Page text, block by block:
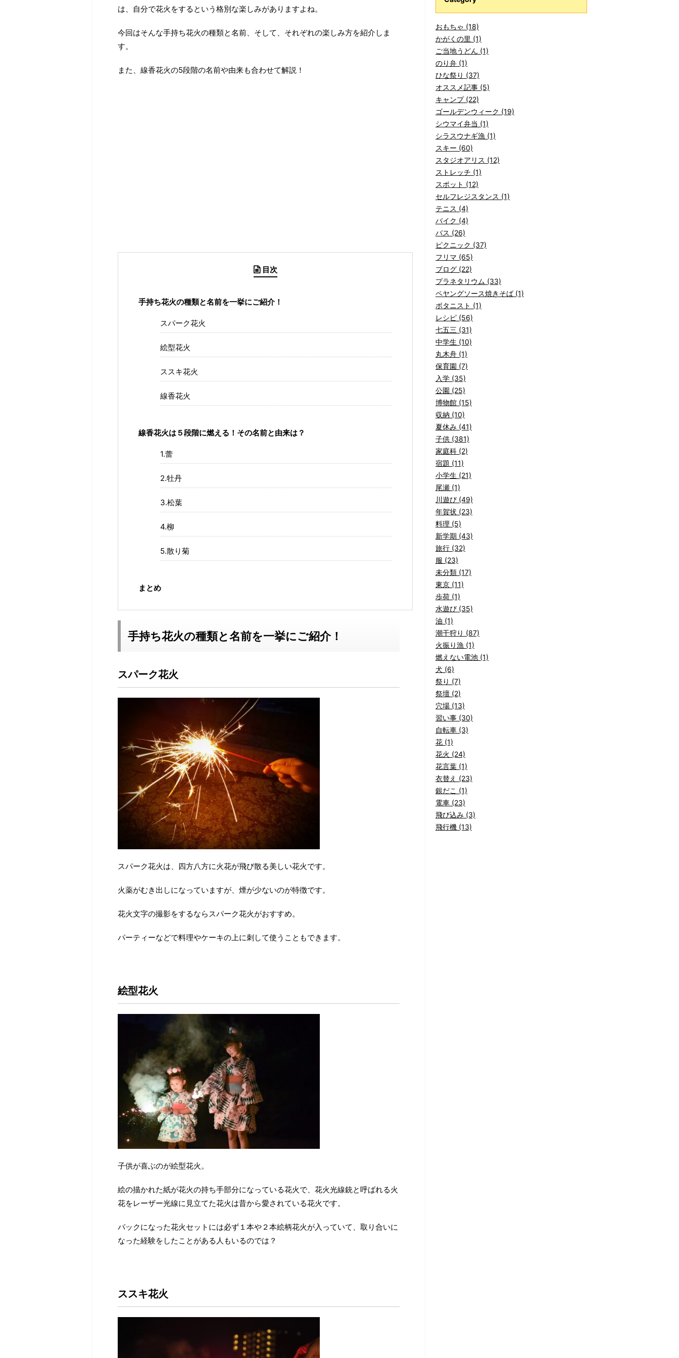
は、自分で花火をするという格別な楽しみがありますよね。
今回はそんな手持ち花火の種類と名前、そして、それぞれの楽しみ方を紹介しま
す。
また、線香花火の5段階の名前や由来も合わせて解説！
目次
手持ち花火の種類と名前を一挙にご紹介！
スパーク花火
絵型花火
ススキ花火
線香花火
線香花火は５段階に燃える！その名前と由来は？
1.蕾
2.牡丹
3.松葉
4.柳
5.散り菊
まとめ
手持ち花火の種類と名前を一挙にご紹介！
スパーク花火
スパーク花火は、四方八方に火花が飛び散る美しい花火です。
火薬がむき出しになっていますが、煙が少ないのが特徴です。
花火文字の撮影をするならスパーク花火がおすすめ。
パーティーなどで料理やケーキの上に刺して使うこともできます。
絵型花火
子供が喜ぶのが絵型花火。
絵の描かれた紙が花火の持ち手部分になっている花火で、花火光線銃と呼ばれる火
花をレーザー光線に見立てた花火は昔から愛されている花火です。
パックになった花火セットには必ず１本や２本絵柄花火が入っていて、取り合いに
なった経験をしたことがある人もいるのでは？
ススキ花火
おもちゃ (18)
かがくの里 (1)
ご当地うどん (1)
のり弁 (1)
ひな祭り (37)
オススメ記事 (5)
キャンプ (22)
ゴールデンウィーク (19)
シウマイ弁当 (1)
シラスウナギ漁 (1)
スキー (60)
スタジオアリス (12)
ストレッチ (1)
スポット (12)
セルフレジスタンス (1)
テニス (4)
バイク (4)
バス (26)
ピクニック (37)
フリマ (65)
ブログ (22)
プラネタリウム (33)
ペヤングソース焼きそば (1)
ボタニスト (1)
レシピ (56)
七五三 (31)
中学生 (10)
丸木舟 (1)
保育園 (7)
入学 (35)
公園 (25)
博物館 (15)
収納 (10)
夏休み (41)
子供 (381)
家庭科 (2)
宿題 (11)
小学生 (21)
尾瀬 (1)
川遊び (49)
年賀状 (23)
料理 (5)
新学期 (43)
旅行 (32)
服 (23)
未分類 (17)
東京 (11)
歩荷 (1)
水遊び (35)
油 (1)
潮干狩り (87)
火振り漁 (1)
燃えない電池 (1)
犬 (6)
祭り (7)
祭壇 (2)
穴場 (13)
習い事 (30)
自転車 (3)
花 (1)
花火 (24)
花言葉 (1)
衣替え (23)
銀だこ (1)
電車 (23)
飛び込み (3)
飛行機 (13)